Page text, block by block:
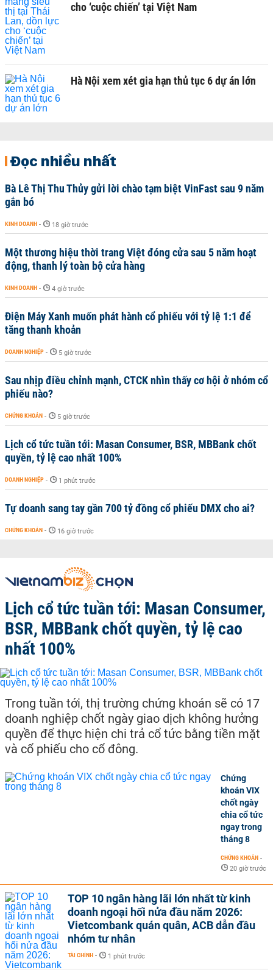
cho ‘cuộc chiến’ tại Việt Nam
Hà Nội xem xét gia hạn thủ tục 6 dự án lớn
Đọc nhiều nhất
Bà Lê Thị Thu Thủy gửi lời chào tạm biệt VinFast sau 9 năm
gắn bó
KINH DOANH - 18 giờ trước
Một thương hiệu thời trang Việt đóng cửa sau 5 năm hoạt
động, thanh lý toàn bộ cửa hàng
KINH DOANH - 4 giờ trước
Điện Máy Xanh muốn phát hành cổ phiếu với tỷ lệ 1:1 để
tăng thanh khoản
DOANH NGHIỆP - 5 giờ trước
Sau nhịp điều chỉnh mạnh, CTCK nhìn thấy cơ hội ở nhóm cổ
phiếu nào?
CHỨNG KHOÁN - 5 giờ trước
Lịch cổ tức tuần tới: Masan Consumer, BSR, MBBank chốt
quyền, tỷ lệ cao nhất 100%
DOANH NGHIỆP - 1 phút trước
Tự doanh sang tay gần 700 tỷ đồng cổ phiếu DMX cho ai?
CHỨNG KHOÁN - 16 giờ trước
Lịch cổ tức tuần tới: Masan Consumer,
BSR, MBBank chốt quyền, tỷ lệ cao
nhất 100%
Trong tuần tới, thị trường chứng khoán sẽ có 17
doanh nghiệp chốt ngày giao dịch không hưởng
quyền để thực hiện chi trả cổ tức bằng tiền mặt
và cổ phiếu cho cổ đông.
Chứng
khoán VIX
chốt ngày
chia cổ tức
ngay trong
tháng 8
CHỨNG KHOÁN -
20 giờ trước
TOP 10 ngân hàng lãi lớn nhất từ kinh
doanh ngoại hối nửa đầu năm 2026:
Vietcombank quán quân, ACB dẫn đầu
nhóm tư nhân
TÀI CHÍNH - 1 phút trước